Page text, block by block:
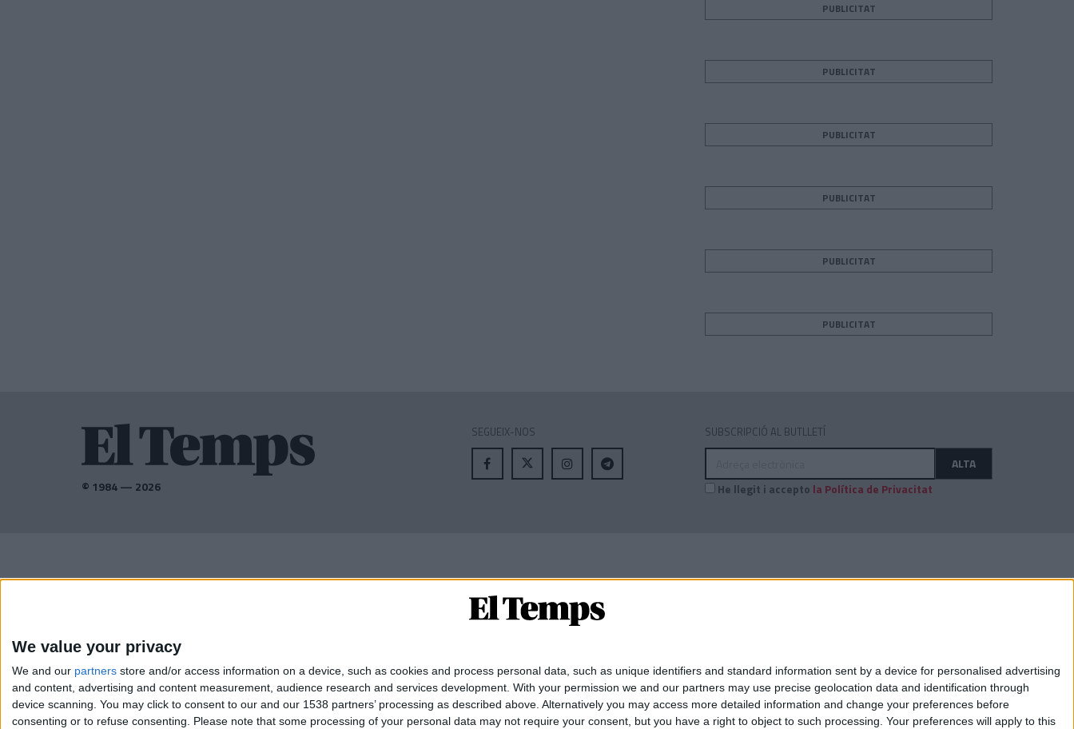
We value your privacy
We and our partners store and/or access information on a device, such as cookies and process personal data, such as unique identifiers and standard information sent by a device for personalised advertising
and content, advertising and content measurement, audience research and services development. With your permission we and our partners may use precise geolocation data and identification through
device scanning. You may click to consent to our and our 1538 partners’ processing as described above. Alternatively you may access more detailed information and change your preferences before
consenting or to refuse consenting.
Please note that some processing of your personal data may not require your consent, but you have a right to object to such processing. Your preferences will apply to this
PUBLICITAT
PUBLICITAT
PUBLICITAT
PUBLICITAT
PUBLICITAT
PUBLICITAT
© 1984 — 2026
SEGUEIX-NOS SUBSCRIPCIÓ AL BUTLLETÍ
Adreça
ALTA
He llegit i accepto la Política de Privacitat